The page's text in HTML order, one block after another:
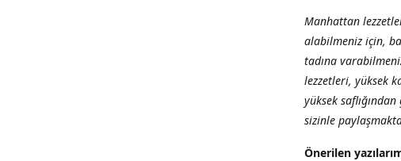
Manhattan
alabilmeniz için,
tadına
lezzetleri, yüksek
yüksek
sizinle
Önerilen